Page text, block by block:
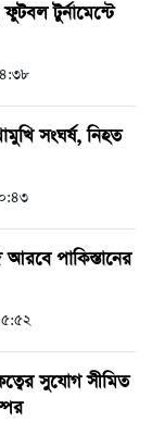
টুর্নামেন্টে
সংঘর্ষ, নিহত
পাকিস্তানের
সুযোগ সীমিত